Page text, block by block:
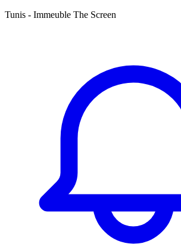
Tunis - Immeuble The Screen